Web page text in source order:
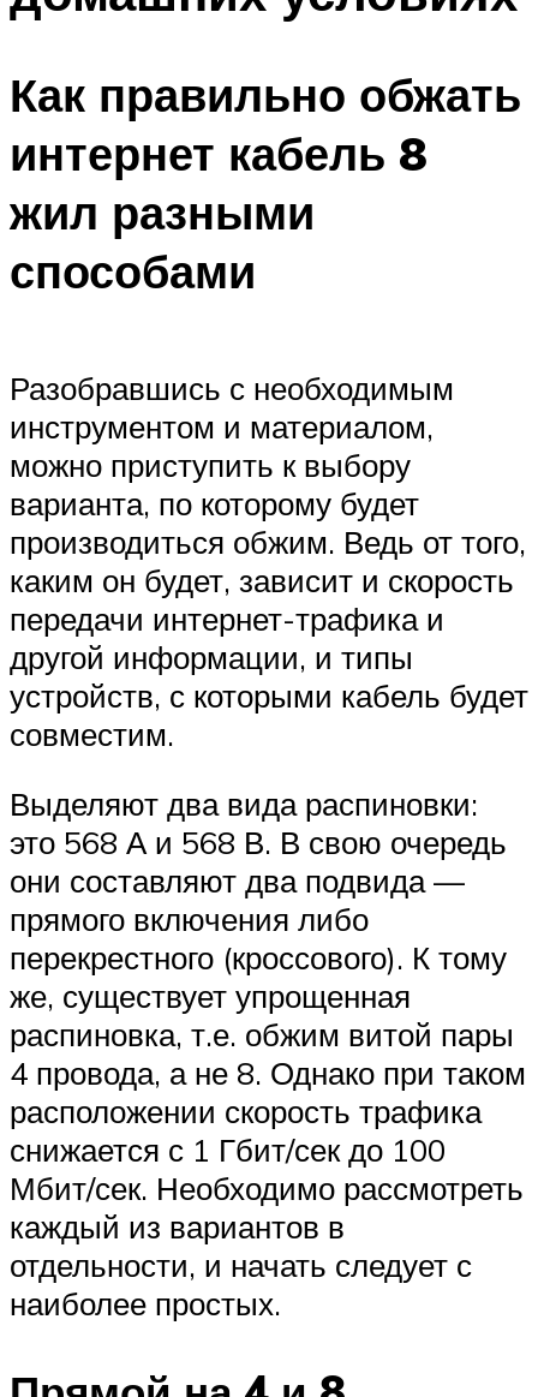
Как правильно обжать
интернет кабель 8
жил разными
способами
Разобравшись с необходимым
инструментом и материалом,
можно приступить к выбору
варианта, по которому будет
производиться обжим. Ведь от того,
каким он будет, зависит и скорость
передачи интернет-трафика и
другой информации, и типы
устройств, с которыми кабель будет
совместим.
Выделяют два вида распиновки:
это 568 А и 568 В. В свою очередь
они составляют два подвида —
прямого включения либо
перекрестного (кроссового). К тому
же, существует упрощенная
распиновка, т.е. обжим витой пары
4 провода, а не 8. Однако при таком
расположении скорость трафика
снижается с 1 Гбит/сек до 100
Мбит/сек. Необходимо рассмотреть
каждый из вариантов в
отдельности, и начать следует с
наиболее простых.